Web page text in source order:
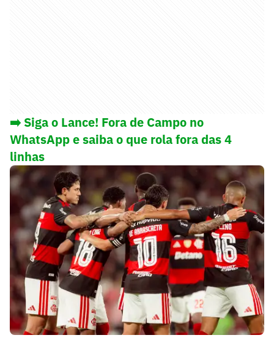
➡️ Siga o Lance! Fora de Campo no
WhatsApp e saiba o que rola fora das 4
linhas